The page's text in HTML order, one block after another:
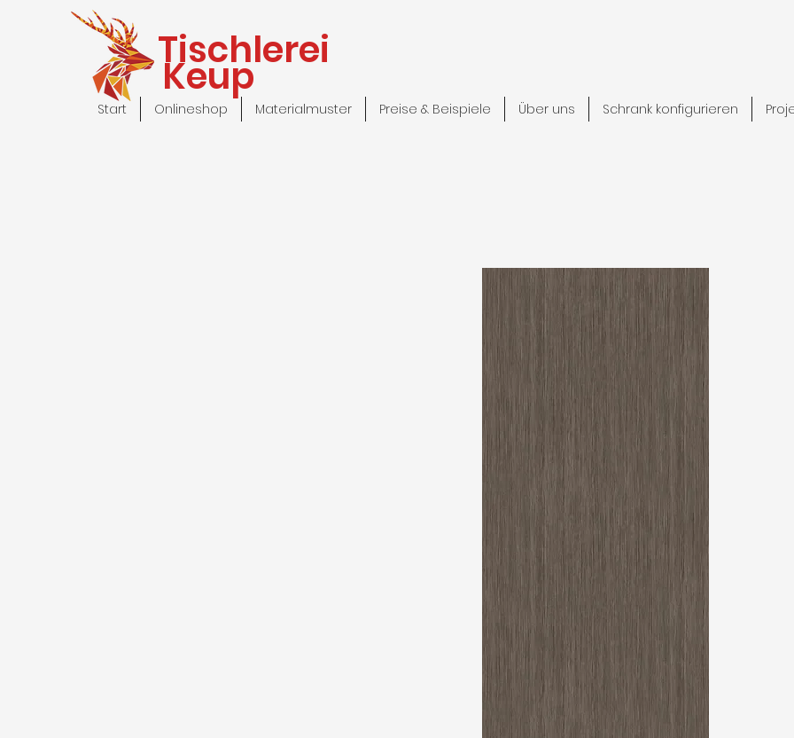
Keup
Tischlerei
Start Onlineshop Materialmuster Preise & Beispiele Über uns Schrank konfigurieren